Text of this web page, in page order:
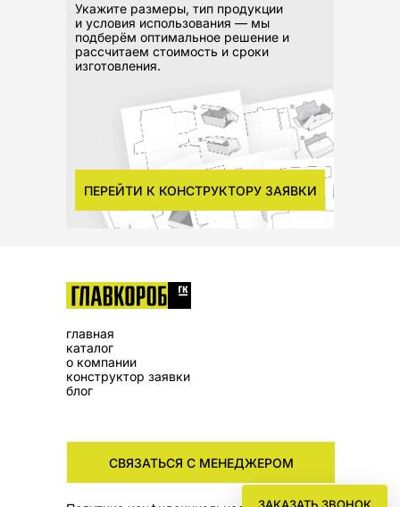
ПЕРЕЙТИ К КОНСТРУКТОРУ ЗАЯВКИ
Укажите размеры, тип продукции
и условия использования — мы
подберём оптимальное решение и
рассчитаем стоимость и сроки
изготовления.
главная
каталог
о компании
конструктор заявки
блог
СВЯЗАТЬСЯ С МЕНЕДЖЕРОМ
ЗАКАЗАТЬ ЗВОНОК